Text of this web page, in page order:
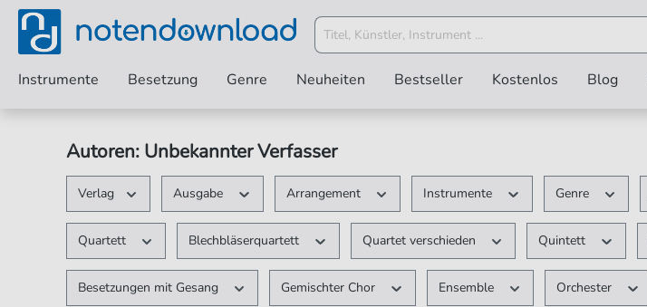
Instrumente Besetzung Genre Neuheiten Bestseller Kostenlos Blog
Autoren: Unbekannter Verfasser
Verlag Ausgabe Arrangement Instrumente Genre
Quartett Blechbläserquartett Quartet verschieden Quintett
Besetzungen mit Gesang Gemischter Chor Ensemble Orchester